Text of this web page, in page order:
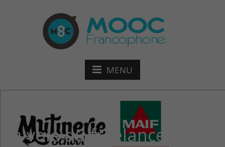
MENU
la voie du freelance